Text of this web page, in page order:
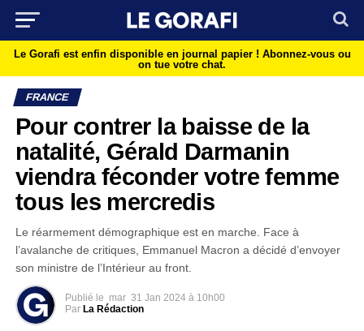
Le Gorafi est enfin disponible en journal papier ! Abonnez-vous ou
on tue votre chat.
FRANCE
Pour contrer la baisse de la
natalité, Gérald Darmanin
viendra féconder votre femme
tous les mercredis
Le réarmement démographique est en marche. Face à
l’avalanche de critiques, Emmanuel Macron a décidé d’envoyer
son ministre de l’Intérieur au front.
Publié le mar 31 Jan 2024 à 10h00
Par La Rédaction